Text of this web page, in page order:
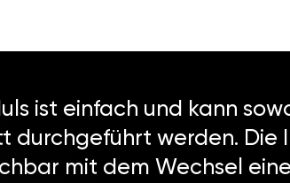
ist einfach und kann
durchgeführt werden. Die
mit dem Wechsel